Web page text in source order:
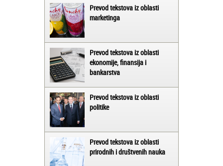
Prevod tekstova iz oblasti
marketinga
Prevod tekstova iz oblasti
ekonomije, finansija i
bankarstva
Prevod tekstova iz oblasti
politike
Prevod tekstova iz oblasti
prirodnih i društvenih nauka